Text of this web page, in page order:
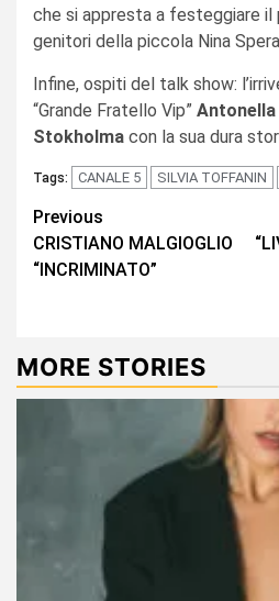
che si appresta a festeggiare il
genitori della piccola Nina
Infine, ospiti del talk show:
“Grande Fratello Vip” Antonella
Stokholma con la sua dura
Tags: CANALE 5 SILVIA TOFFANIN
Continue
Reading
Previous
CRISTIANO MALGIOGLIO
“INCRIMINATO”
MORE STORIES